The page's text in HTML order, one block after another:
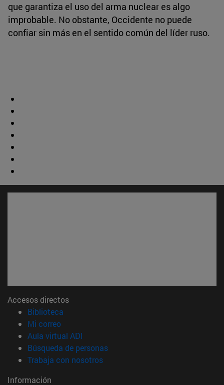
que garantiza el uso del arma nuclear es algo
improbable. No obstante, Occidente no puede
confiar sin más en el sentido común del líder ruso.
Accesos directos
Biblioteca
Mi correo(abre en nueva ventana)
Aula virtual ADI
Búsqueda de personas(abre en nueva ventana)
Trabaja con nosotros(abre en nueva ventana)
Información